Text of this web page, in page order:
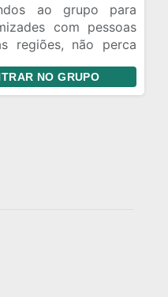
ao grupo para
com pessoas
regiões, não perca
leia as regras ao
NO GRUPO